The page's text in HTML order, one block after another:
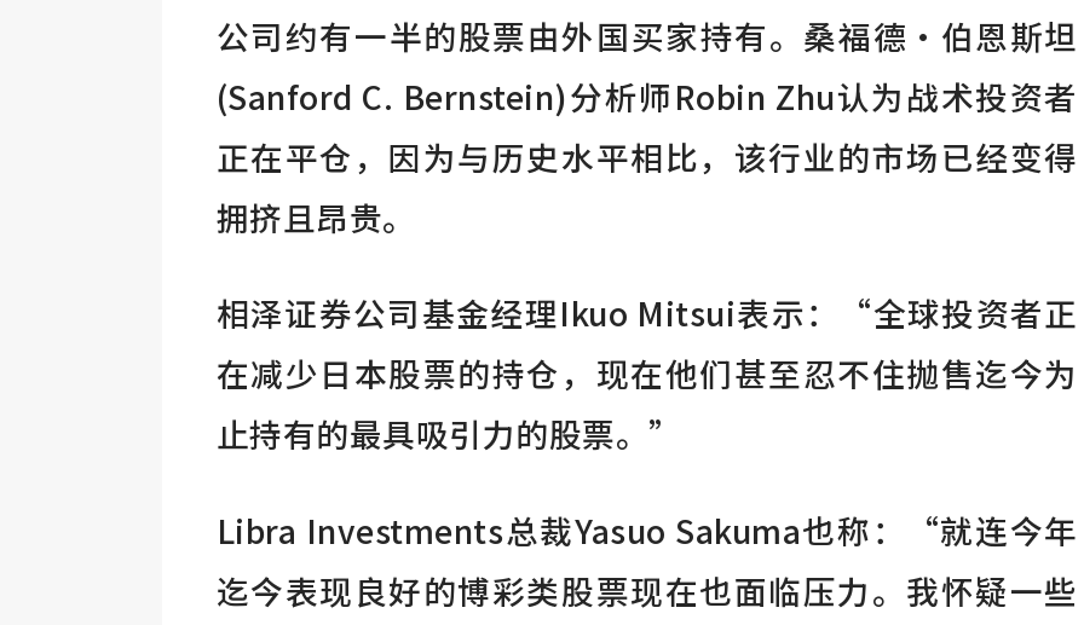
公司约有一半的股票由外国买家持有。桑福德·伯恩斯坦
(Sanford C. Bernstein)分析师Robin Zhu认为战术投资者
正在平仓，因为与历史水平相比，该行业的市场已经变得
拥挤且昂贵。
相泽证券公司基金经理Ikuo Mitsui表示：“全球投资者正
在减少日本股票的持仓，现在他们甚至忍不住抛售迄今为
止持有的最具吸引力的股票。”
Libra Investments总裁Yasuo Sakuma也称：“就连今年
迄今表现良好的博彩类股票现在也面临压力。我怀疑一些